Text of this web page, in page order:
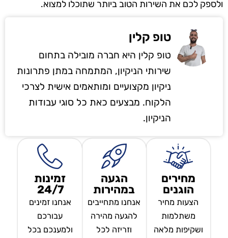
ולספק לכם את השירות הטוב ביותר שתוכלו למצוא.
טופ קלין
טופ קלין היא חברה מובילה בתחום
שירותי הניקיון, המתמחה במתן פתרונות
ניקיון מקצועיים ומותאמים אישית לצרכי
הלקוח. מבצעים כאת כל סוגי עבודות
הניקיון.
מחירים
הוגנים
הצעות מחיר
משתלמות
ושקיפות מלאה
הגעה
במהירות
אנחנו מתחייבים
להגעה מהירה
וזריזה לכל
זמינות
24/7
אנחנו זמינים
עבורכם
ולמענכם בכל